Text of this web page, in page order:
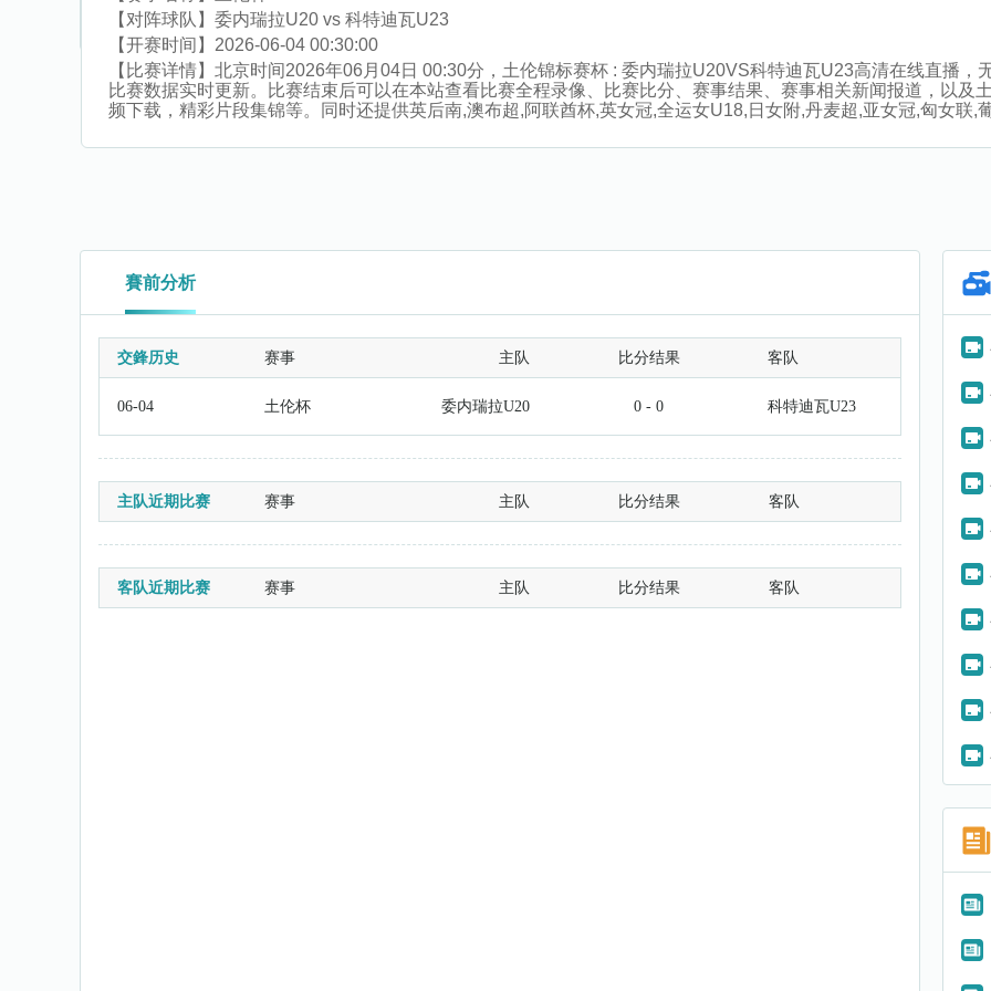
【对阵球队】 委内瑞拉U20 vs 科特迪瓦U23
【开赛时间】 2026-06-04 00:30:00
【比赛详情】 北京时间2026年06月04日 00:30分，土伦锦标赛杯 : 委内瑞拉U20VS科特迪瓦U23高清在线直播，
比赛数据实时更新。比赛结束后可以在本站查看比赛全程录像、比赛比分、赛事结果、赛事相关新闻报道，以及
频下载，精彩片段集锦等。同时还提供英后南,澳布超,阿联酋杯,英女冠,全运女U18,日女附,丹麦超,亚女冠,匈女联,
賽前分析
交鋒历史 赛事 主队 比分结果 客队
06-04 土伦杯 委内瑞拉U20 0 - 0 科特迪瓦U23
主队近期比赛 赛事 主队 比分结果 客队
客队近期比赛 赛事 主队 比分结果 客队